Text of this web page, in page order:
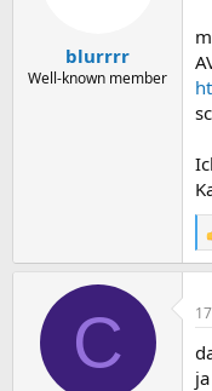
blurrrr
Well-known member
R
e
a
t
o
n
C